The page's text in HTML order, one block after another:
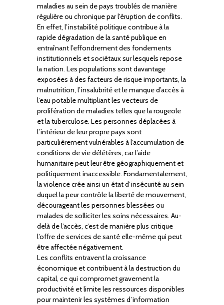
maladies au sein de pays troublés de manière
régulière ou chronique par l’éruption de conflits.
En effet, l’instabilité politique contribue à la
rapide dégradation de la santé publique en
entraînant l’effondrement des fondements
institutionnels et sociétaux sur lesquels repose
la nation. Les populations sont davantage
exposées à des facteurs de risque importants, la
malnutrition, l’insalubrité et le manque d’accès à
l’eau potable multipliant les vecteurs de
prolifération de maladies telles que la rougeole
et la tuberculose. Les personnes déplacées à
l’intérieur de leur propre pays sont
particulièrement vulnérables à l’accumulation de
conditions de vie délétères, car l’aide
humanitaire peut leur être géographiquement et
politiquement inaccessible. Fondamentalement,
la violence crée ainsi un état d’insécurité au sein
duquel la peur contrôle la liberté de mouvement,
décourageant les personnes blessées ou
malades de solliciter les soins nécessaires. Au-
delà de l’accès, c’est de manière plus critique
l’offre de services de santé elle-même qui peut
être affectée négativement.
Les conflits entravent la croissance
économique et contribuent à la destruction du
capital, ce qui compromet gravement la
productivité et limite les ressources disponibles
pour maintenir les systèmes d’information